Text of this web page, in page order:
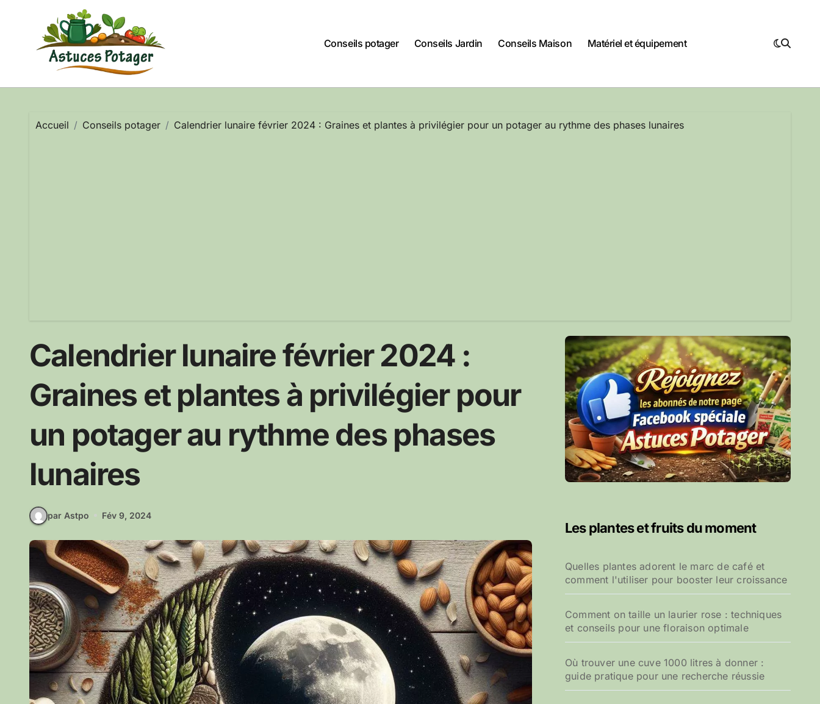
Conseils potager
Conseils Jardin Conseils Maison Matériel et équipement
Accueil Conseils potager Calendrier lunaire février 2024 : Graines et plantes à privilégier pour un potager au rythme des phases lunaires
Calendrier lunaire février 2024 :
Graines et plantes à privilégier pour
un potager au rythme des phases
lunaires
par Astpo Fév 9, 2024
Les plantes et fruits du moment
Quelles plantes adorent le marc de café et
comment l'utiliser pour booster leur croissance
Comment on taille un laurier rose : techniques
et conseils pour une floraison optimale
Où trouver une cuve 1000 litres à donner :
guide pratique pour une recherche réussie